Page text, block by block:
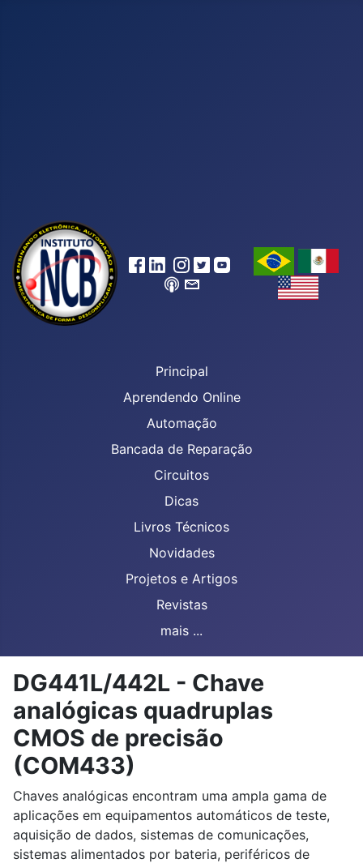
Principal
Aprendendo Online
Automação
Bancada de Reparação
Circuitos
Dicas
Livros Técnicos
Novidades
Projetos e Artigos
Revistas
mais ...
DG441L/442L - Chave
analógicas quadruplas
CMOS de precisão
(COM433)
Chaves analógicas encontram uma ampla gama de
aplicações em equipamentos automáticos de teste,
aquisição de dados, sistemas de comunicações,
sistemas alimentados por bateria, periféricos de